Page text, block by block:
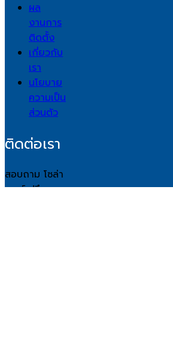
ผล
งานการ
ติดตั้ง
เกี่ยวกับ
เรา
นโยบาย
ความเป็น
ส่วนตัว
ติดต่อเรา
สอบถาม โซล่า
เซลล์ ปรึกษา